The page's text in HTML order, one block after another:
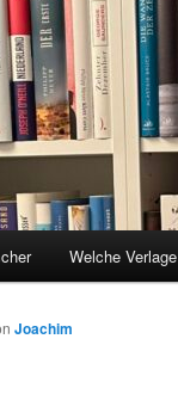
Welche Verlage
Joachim